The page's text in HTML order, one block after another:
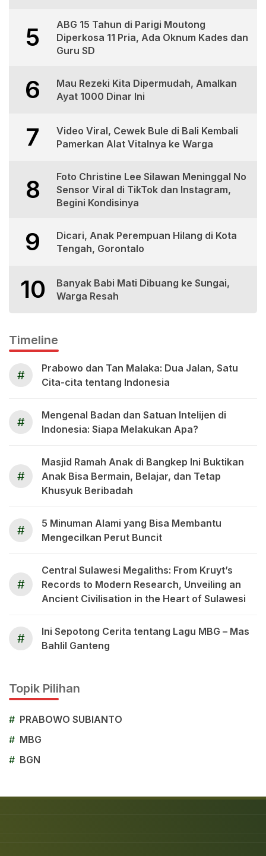
5
ABG 15 Tahun di Parigi Moutong
Diperkosa 11 Pria, Ada Oknum Kades dan
Guru SD
6
Mau Rezeki Kita Dipermudah, Amalkan
Ayat 1000 Dinar Ini
7
Video Viral, Cewek Bule di Bali Kembali
Pamerkan Alat Vitalnya ke Warga
8
Foto Christine Lee Silawan Meninggal No
Sensor Viral di TikTok dan Instagram,
Begini Kondisinya
9
Dicari, Anak Perempuan Hilang di Kota
Tengah, Gorontalo
10
Banyak Babi Mati Dibuang ke Sungai,
Warga Resah
Timeline
#
Prabowo dan Tan Malaka: Dua Jalan, Satu
Cita-cita tentang Indonesia
#
Mengenal Badan dan Satuan Intelijen di
Indonesia: Siapa Melakukan Apa?
#
Masjid Ramah Anak di Bangkep Ini Buktikan
Anak Bisa Bermain, Belajar, dan Tetap
Khusyuk Beribadah
#
5 Minuman Alami yang Bisa Membantu
Mengecilkan Perut Buncit
#
Central Sulawesi Megaliths: From Kruyt’s
Records to Modern Research, Unveiling an
Ancient Civilisation in the Heart of Sulawesi
#
Ini Sepotong Cerita tentang Lagu MBG – Mas
Bahlil Ganteng
Topik Pilihan
# PRABOWO SUBIANTO
# MBG
# BGN